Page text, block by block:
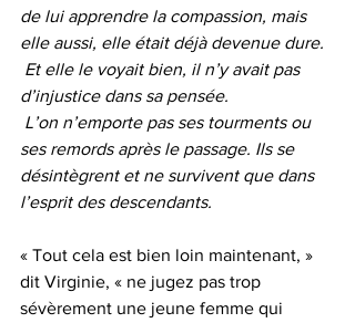
de lui apprendre la compassion, mais
elle aussi, elle était déjà devenue dure.
d’injustice dans sa pensée.
ses remords après le passage. Ils se
désintègrent et ne survivent que dans
l’esprit des descendants.
« Tout cela est bien loin maintenant, »
dit Virginie, « ne jugez pas trop
sévèrement une jeune femme qui